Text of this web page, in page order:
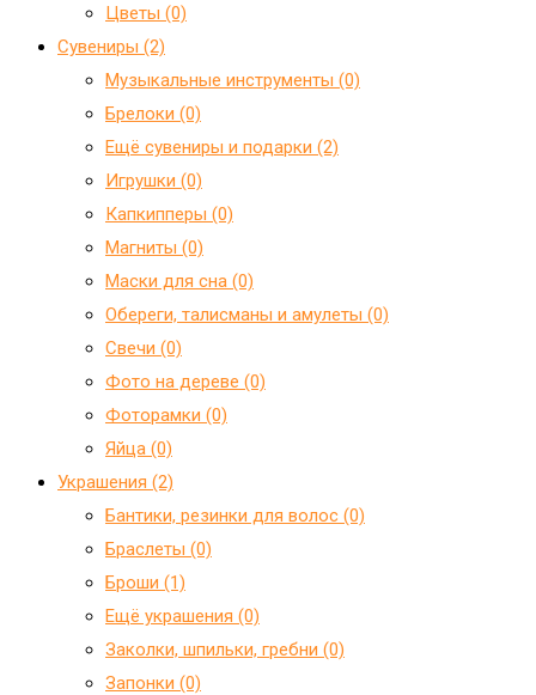
Цветы (0)
Сувениры (2)
Mузыкальные инструменты (0)
Брелоки (0)
Ещё сувениры и подарки (2)
Игрушки (0)
Капкипперы (0)
Магниты (0)
Маски для сна (0)
Обереги, талисманы и амулеты (0)
Свечи (0)
Фото на дереве (0)
Фоторамки (0)
Яйца (0)
Украшения (2)
Бантики, резинки для волос (0)
Браслеты (0)
Броши (1)
Ещё украшения (0)
Заколки, шпильки, гребни (0)
Запонки (0)